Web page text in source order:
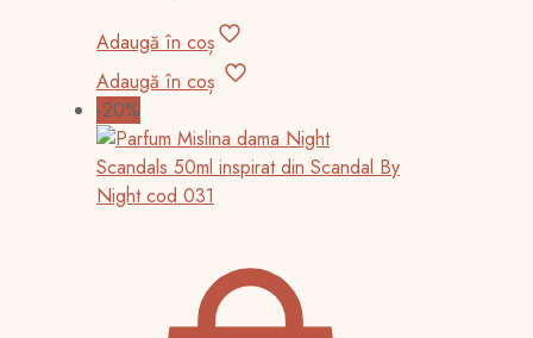
Adaugă în coș
Adaugă în coș
-20%